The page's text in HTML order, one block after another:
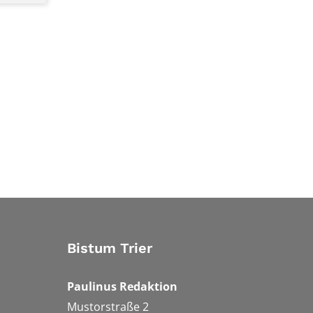
Bistum Trier
Paulinus Redaktion
Mustorstraße 2